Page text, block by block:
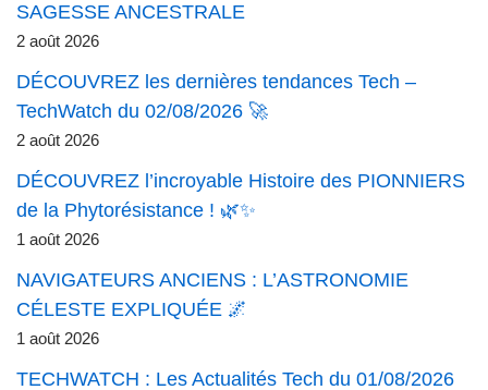
SAGESSE ANCESTRALE
2 août 2026
DÉCOUVREZ les dernières tendances Tech –
TechWatch du 02/08/2026 🚀
2 août 2026
DÉCOUVREZ l’incroyable Histoire des PIONNIERS
de la Phytorésistance ! 🌿✨
1 août 2026
NAVIGATEURS ANCIENS : L’ASTRONOMIE
CÉLESTE EXPLIQUÉE 🌌
1 août 2026
TECHWATCH : Les Actualités Tech du 01/08/2026